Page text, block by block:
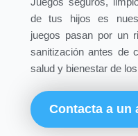
de tus hijos es
juegos pasan por un
sanitización antes de
salud y bienestar de
Contacta a un